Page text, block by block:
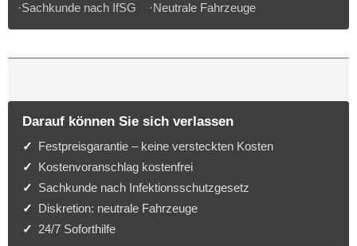
·Sachkunde nach IfSG ·Neutrale Fahrzeuge
Darauf können Sie sich verlassen
Festpreisgarantie – keine versteckten Kosten
Kostenvoranschlag kostenfrei
Sachkunde nach Infektionsschutzgesetz
Diskretion: neutrale Fahrzeuge
24/7 Soforthilfe